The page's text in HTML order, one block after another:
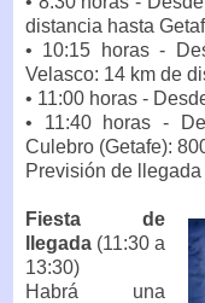
distancia hasta
• 10:15 horas -
Velasco: 14 km de
• 11:00 horas -
• 11:40 horas -
Culebro (Getafe):
Previsión de
Fiesta de
llegada (11:30 a
13:30)
Habrá una